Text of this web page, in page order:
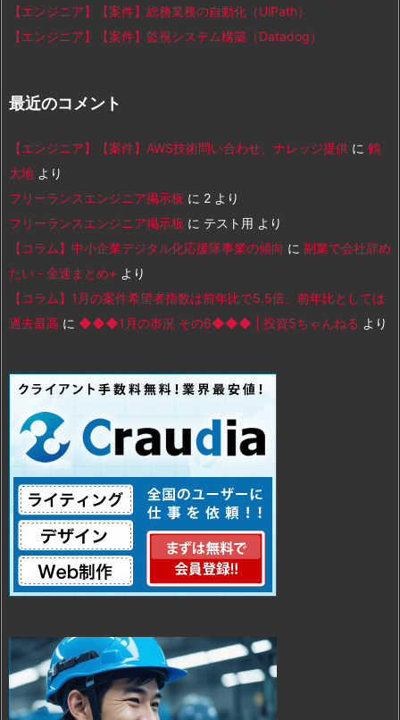
【エンジニア】【案件】総務業務の自動化（UiPath）
【エンジニア】【案件】監視システム構築（Datadog）
最近のコメント
【エンジニア】【案件】AWS技術問い合わせ、ナレッジ提供 に 鶴
大地 より
フリーランスエンジニア掲示板 に 2 より
フリーランスエンジニア掲示板 に テスト用 より
【コラム】中小企業デジタル化応援隊事業の傾向 に 副業で会社辞め
たい - 金速まとめ+ より
【コラム】1月の案件希望者指数は前年比で5.5倍、前年比としては
過去最高 に ◆◆◆1月の市況 その6◆◆◆ | 投資5ちゃんねる より